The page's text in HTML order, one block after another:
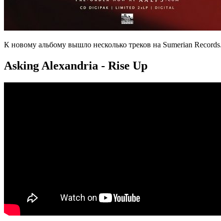
К новому альбому вышло несколько треков на Sumerian
Asking Alexandria - Rise Up